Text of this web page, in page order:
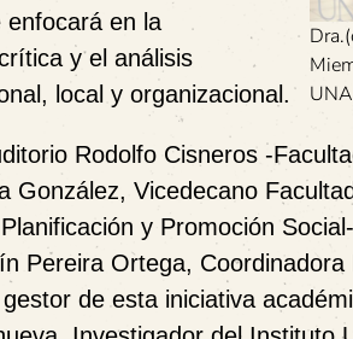
enfocará en la
y el análisis
local y organizacional.
Rodolfo Cisneros -
Vicedecano
y Promoción
Pereira Ortega, Coordinadora
de esta iniciativa